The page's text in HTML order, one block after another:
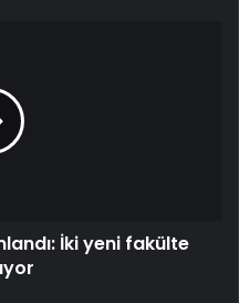
İki yeni fakülte